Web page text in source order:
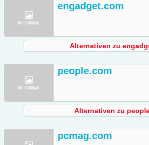
engadget.com
Alternativen zu
people.com
Alternativen zu
pcmag.com